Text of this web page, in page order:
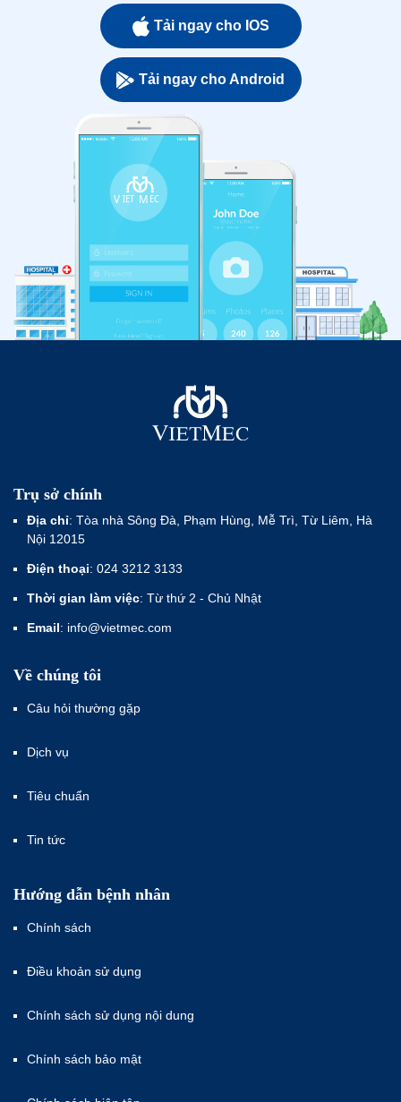
Tải ngay cho IOS
Tải ngay cho Android
Trụ sở chính
Địa chỉ: Tòa nhà Sông Đà, Phạm Hùng, Mễ Trì, Từ Liêm, Hà
Nội 12015
Điện thoại: 024 3212 3133
Thời gian làm việc: Từ thứ 2 - Chủ Nhật
Email: info@vietmec.com
Về chúng tôi
Câu hỏi thường gặp
Dịch vụ
Tiêu chuẩn
Tin tức
Hướng dẫn bệnh nhân
Chính sách
Điều khoản sử dụng
Chính sách sử dụng nội dung
Chính sách bảo mật